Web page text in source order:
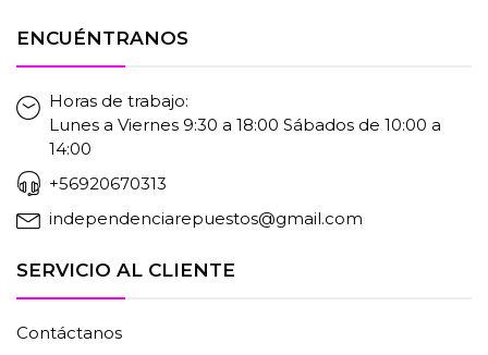
ENCUÉNTRANOS
Horas de trabajo:
Lunes a Viernes 9:30 a 18:00 Sábados de 10:00 a
14:00
+56920670313
independenciarepuestos@gmail.com
SERVICIO AL CLIENTE
Contáctanos